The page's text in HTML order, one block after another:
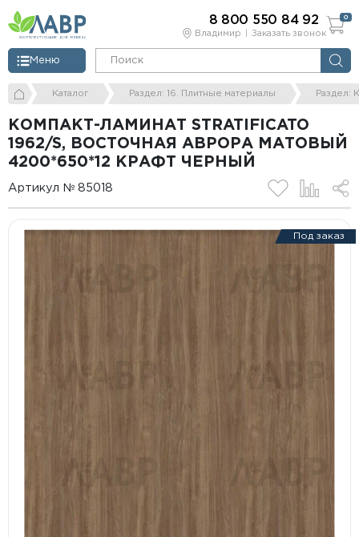
Владимир Заказать звонок
Меню
8 800 550 84 92 0
Каталог Раздел: 16. Плитные материалы Раздел:
КОМПАКТ-ЛАМИНАТ STRATIFICATO
1962/S, ВОСТОЧНАЯ АВРОРА МАТОВЫЙ
4200*650*12 КРАФТ ЧЕРНЫЙ
Артикул № 85018
Под заказ